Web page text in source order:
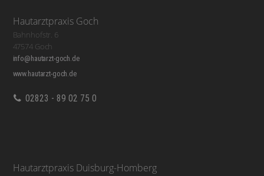
Hautarztpraxis Goch
Bahnhofstr. 6
47574 Goch
info@hautarzt-goch.de
www.hautarzt-goch.de
02823 - 89 02 75 0
Hautarztpraxis Duisburg-Homberg